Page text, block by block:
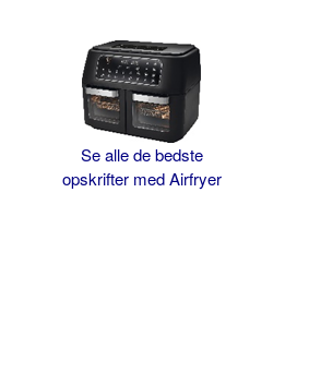
Se alle de bedste
opskrifter med Airfryer